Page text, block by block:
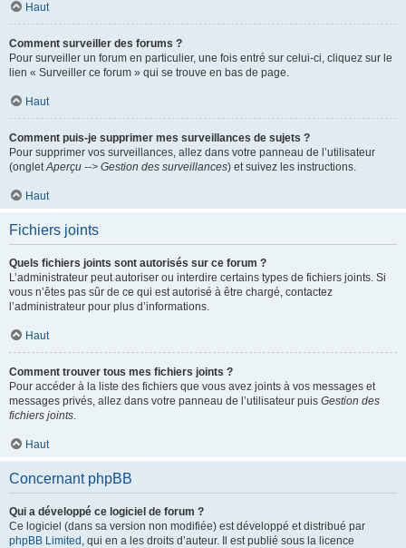
Haut
Comment surveiller des forums ?
Pour surveiller un forum en particulier, une fois entré sur celui-ci, cliquez sur le
lien « Surveiller ce forum » qui se trouve en bas de page.
Haut
Comment puis-je supprimer mes surveillances de sujets ?
Pour supprimer vos surveillances, allez dans votre panneau de l’utilisateur
(ongletAperçu --> Gestion des surveillances) et suivez les instructions.
Haut
Fichiers joints
Quels fichiers joints sont autorisés sur ce forum ?
L’administrateur peut autoriser ou interdire certains types de fichiers joints. Si
vous n’êtes pas sûr de ce qui est autorisé à être chargé, contactez
l’administrateur pour plus d’informations.
Haut
Comment trouver tous mes fichiers joints ?
Pour accéder à la liste des fichiers que vous avez joints à vos messages et
messages privés, allez dans votre panneau de l’utilisateur puis Gestion des
fichiers joints.
Haut
Concernant phpBB
Qui a développé ce logiciel de forum ?
Ce logiciel (dans sa version non modifiée) est développé et distribué par
phpBB Limited , qui en a les droits d’auteur. Il est publié sous la licence